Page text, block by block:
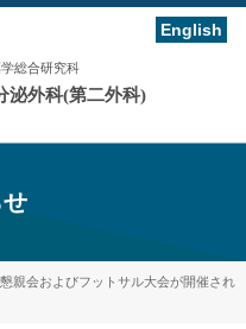
English
総合研究科
泌外科(第二外科)
親会およびフットサル大会が開催され